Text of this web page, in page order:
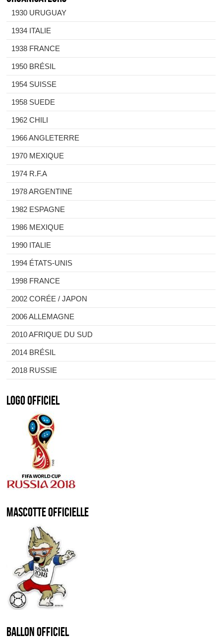
1930 URUGUAY
1934 ITALIE
1938 FRANCE
1950 BRÉSIL
1954 SUISSE
1958 SUEDE
1962 CHILI
1966 ANGLETERRE
1970 MEXIQUE
1974 R.F.A
1978 ARGENTINE
1982 ESPAGNE
1986 MEXIQUE
1990 ITALIE
1994 ÉTATS-UNIS
1998 FRANCE
2002 CORÉE / JAPON
2006 ALLEMAGNE
2010 AFRIQUE DU SUD
2014 BRÉSIL
2018 RUSSIE
Logo officiel
Mascotte officielle
Ballon officiel